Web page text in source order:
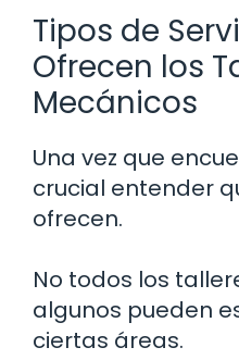
Tipos de
Ofrecen los
Mecánicos
Una vez que
crucial entender
ofrecen.
No todos los
algunos pueden
ciertas áreas.